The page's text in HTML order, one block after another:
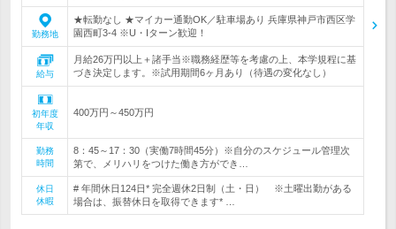
勤務地
★転勤なし ★マイカー通勤OK／駐車場あり 兵庫県神戸市西区学
園西町3‐4 ※U・Iターン歓迎！
給与
月給26万円以上＋諸手当※職務経歴等を考慮の上、本学規程に基
づき決定します。※試用期間6ヶ月あり（待遇の変化なし）
初年度
年収
400万円～450万円
勤務
時間
8：45～17：30（実働7時間45分）※自分のスケジュール管理次
第で、メリハリをつけた働き方ができ…
休日
休暇
# 年間休日124日* 完全週休2日制（土・日） ※土曜出勤がある
場合は、振替休日を取得できます* …